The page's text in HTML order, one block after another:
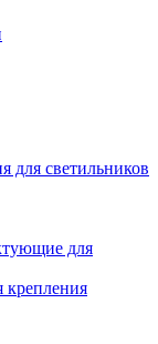
для светильников
для